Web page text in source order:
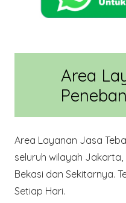
Area
Area Layanan Jasa
seluruh wilayah Jakarta,
Bekasi dan Sekitarnya.
Setiap Hari.